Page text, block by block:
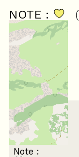
NOTE :
5
/ 5
(
Février 2024
Isabelle
45 à 54 ans
En famille
Note :